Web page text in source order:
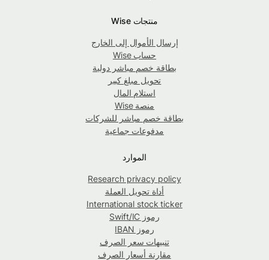
منتجات Wise
إرسال الأموال إلى الخارج
حساب Wise
بطاقة خصم مباشر دولية
تحويل مبلغ كبير
استلام المال
منصة Wise
بطاقة خصم مباشر للشركات
مدفوعات جماعية
الموارد
Research privacy policy
أداة تحويل العملة
International stock ticker
رموز Swift/IC
رموز IBAN
تنبيهات سعر الصرف
مقارنة أسعار الصرف